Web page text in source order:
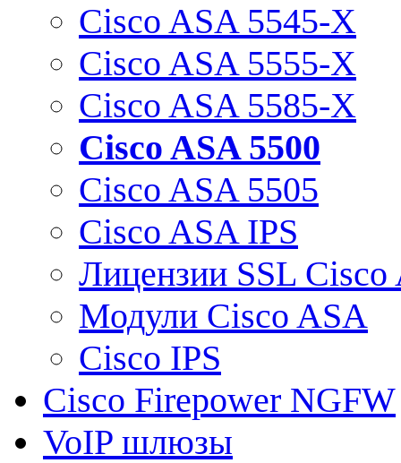
Cisco ASA 5545-X
Cisco ASA 5555-X
Cisco ASA 5585-X
Cisco ASA 5500
Cisco ASA 5505
Cisco ASA IPS
Лицензии SSL Cisco
Модули Cisco ASA
Cisco IPS
Cisco Firepower NGFW
VoIP шлюзы